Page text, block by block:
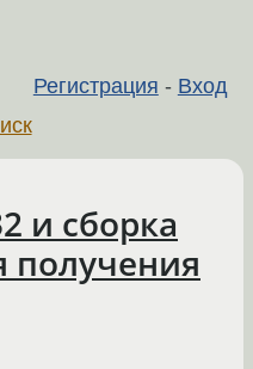
Регистрация - Вход
и сборка
получения